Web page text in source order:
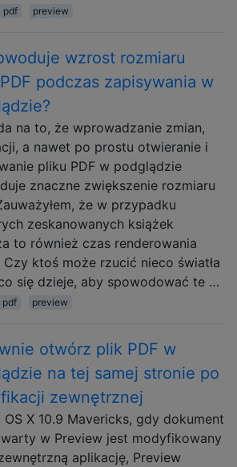
pdf preview
wzrost rozmiaru
podczas zapisywania w
na to, że wprowadzanie zmian,
a nawet po prostu otwieranie i
pliku PDF w podglądzie
znaczne zwiększenie rozmiaru
że w przypadku
zeskanowanych książek
to również czas renderowania
Czy ktoś może rzucić nieco światła
się dzieje, aby spowodować te …
pdf preview
otwórz plik PDF w
na tej samej stronie po
zewnętrznej
OS X 10.9 Mavericks, gdy dokument
w Preview jest modyfikowany
aplikację, Preview